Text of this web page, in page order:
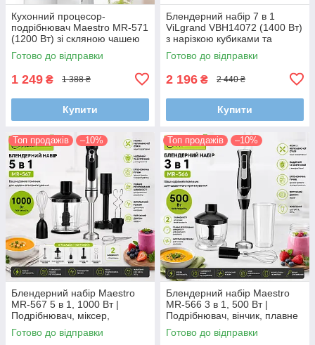
Кухонний процесор-
подрібнювач Maestro MR-571
(1200 Вт) зі скляною чашею
1.5 л
Готово до відправки
1 249 ₴ 1 388 ₴
Купити
Блендерний набір 7 в 1
ViLgrand VBH14072 (1400 Вт)
з нарізкою кубиками та
терткою для дерунів
Готово до відправки
2 196 ₴ 2 440 ₴
Купити
Топ продажів –10%
Блендерний набір Maestro
MR-567 5 в 1, 1000 Вт |
Подрібнювач, міксер,
насадка для пюре, чоппер із
подвійним лезом
Готово до відправки
Топ продажів –10%
Блендерний набір Maestro
MR-566 3 в 1, 500 Вт |
Подрібнювач, вінчик, плавне
регулювання швидкості
Готово до відправки